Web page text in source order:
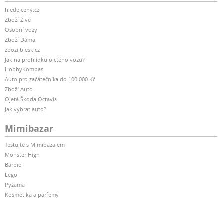
hledejceny.cz
Zboží Živě
Osobní vozy
Zboží Dáma
zbozi.blesk.cz
Jak na prohlídku ojetého vozu?
HobbyKompas
Auto pro začátečníka do 100 000 Kč
Zboží Auto
Ojetá Škoda Octavia
Jak vybrat auto?
Mimibazar
Testujte s Mimibazarem
Monster High
Barbie
Lego
Pyžama
Kosmetika a parfémy